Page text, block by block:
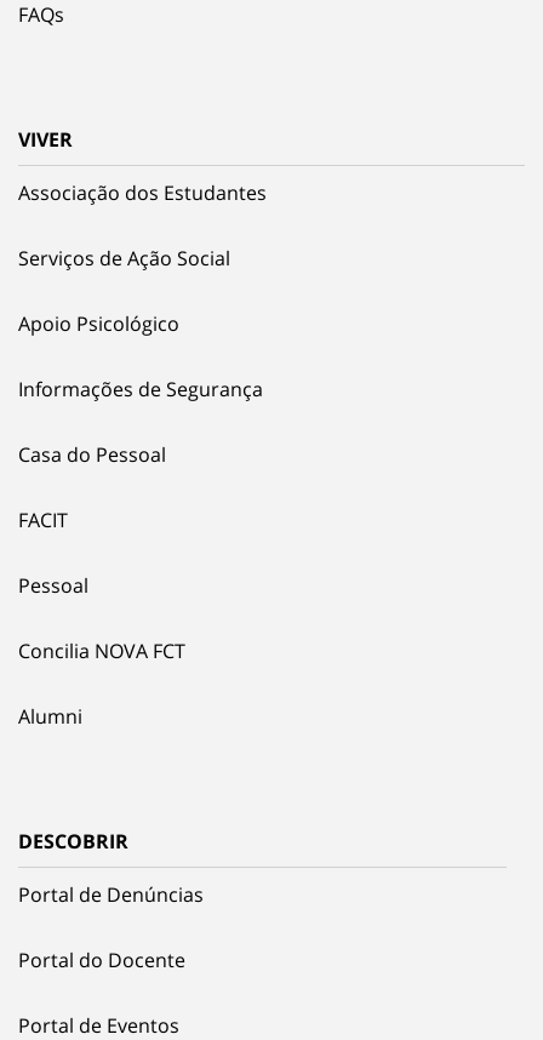
FAQs
VIVER
Associação dos Estudantes
Serviços de Ação Social
Apoio Psicológico
Informações de Segurança
Casa do Pessoal
FACIT
Pessoal
Concilia NOVA FCT
Alumni
DESCOBRIR
Portal de Denúncias
Portal do Docente
Portal de Eventos